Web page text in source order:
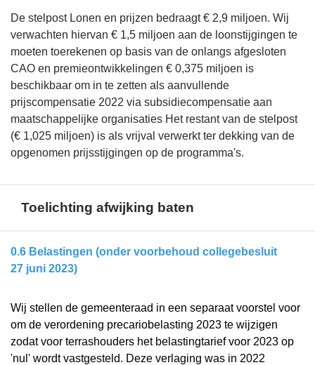
De stelpost Lonen en prijzen bedraagt € 2,9 miljoen. Wij
verwachten hiervan € 1,5 miljoen aan de loonstijgingen te
moeten toerekenen op basis van de onlangs afgesloten
CAO en premieontwikkelingen € 0,375 miljoen is
beschikbaar om in te zetten als aanvullende
prijscompensatie 2022 via subsidiecompensatie aan
maatschappelijke organisaties Het restant van de stelpost
(€ 1,025 miljoen) is als vrijval verwerkt ter dekking van de
opgenomen prijsstijgingen op de programma's.
Toelichting afwijking baten
Terug
naar
Financieel
overzicht
programma
0.6 Belastingen (onder voorbehoud collegebesluit
27 juni 2023)
Wij stellen de gemeenteraad in een separaat voorstel voor
om de verordening precariobelasting 2023 te wijzigen
zodat voor terrashouders het belastingtarief voor 2023 op
'nul' wordt vastgesteld. Deze verlaging was in 2022